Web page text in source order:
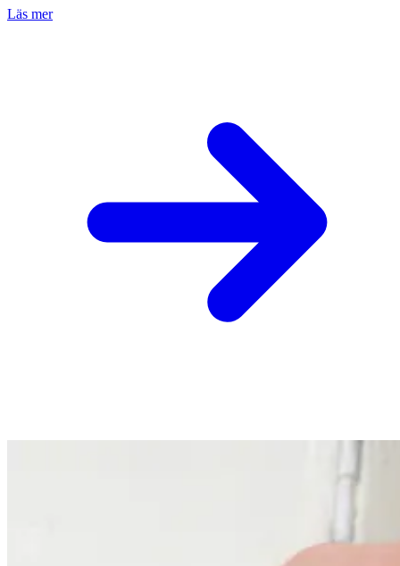
Läs mer